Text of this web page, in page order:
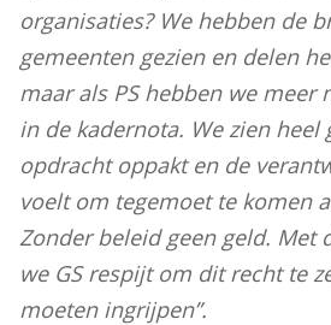
organisaties? We hebben de
gemeenten gezien en delen
maar als PS hebben we meer
in de kadernota. We zien heel
opdracht oppakt en de
voelt om tegemoet te komen
Zonder beleid geen geld. Met
we GS respijt om dit recht te
moeten ingrijpen”.